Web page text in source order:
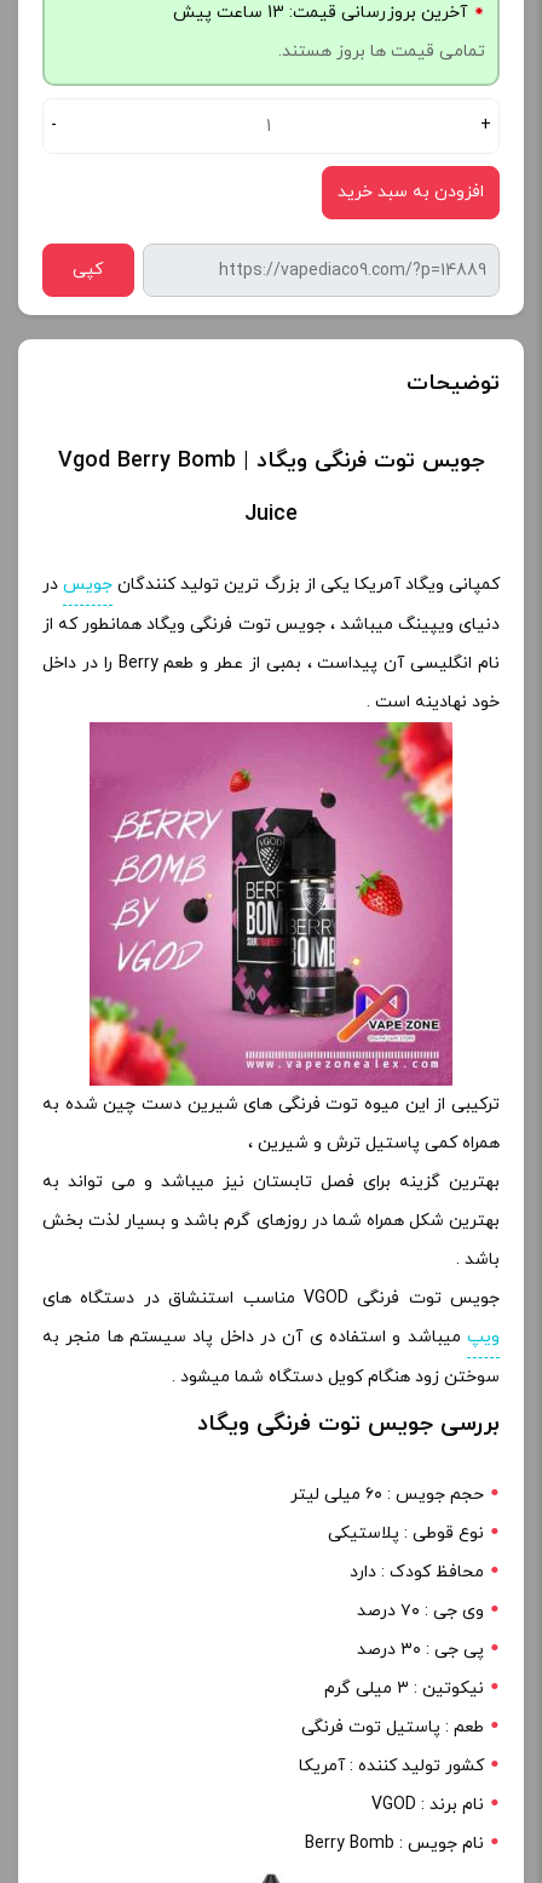
آخرین بروزرسانی قیمت: 13 ساعت پیش
تمامی قیمت ها بروز هستند.
- +
افزودن به سبد خرید
کپی
توضیحات
جویس توت فرنگی ویگاد | Vgod Berry Bomb
Juice
کمپانی ویگاد آمریکا یکی از بزرگ ترین تولید کنندگان جویسدر
دنیای ویپینگ میباشد ، جویس توت فرنگی ویگاد همانطور که از
نام انگلیسی آن پیداست ، بمبی از عطر و طعم Berry را در داخل
خود نهادینه است .
ترکیبی از این میوه توت فرنگی های شیرین دست چین شده به
همراه کمی پاستیل ترش و شیرین ،
بهترین گزینه برای فصل تابستان نیز میباشد و می تواند به
بهترین شکل همراه شما در روزهای گرم باشد و بسیار لذت بخش
باشد .
جویس توت فرنگی VGOD مناسب استنشاق در دستگاه های
ویپ میباشد و استفاده ی آن در داخل پاد سیستم ها منجر به
سوختن زود هنگام کویل دستگاه شما میشود .
بررسی جویس توت فرنگی ویگاد
حجم جویس : ۶۰ میلی لیتر
نوع قوطی : پلاستیکی
محافظ کودک : دارد
وی جی : ۷۰ درصد
پی جی : ۳۰ درصد
نیکوتین : ۳ میلی گرم
طعم : پاستیل توت فرنگی
کشور تولید کننده : آمریکا
نام برند : VGOD
نام جویس : Berry Bomb